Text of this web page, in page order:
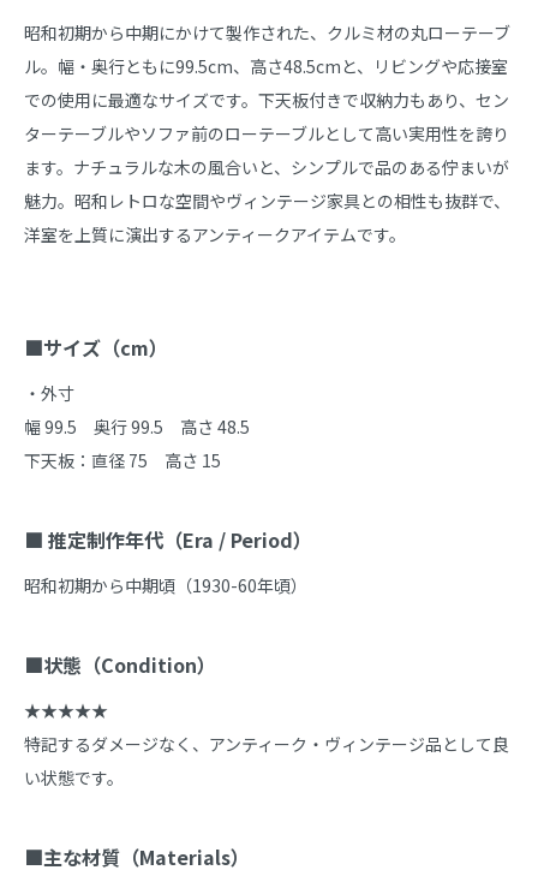
昭和初期から中期にかけて製作された、クルミ材の丸ローテーブ
ル。幅・奥行ともに99.5cm、高さ48.5cmと、リビングや応接室
での使用に最適なサイズです。下天板付きで収納力もあり、セン
ターテーブルやソファ前のローテーブルとして高い実用性を誇り
ます。ナチュラルな木の風合いと、シンプルで品のある佇まいが
魅力。昭和レトロな空間やヴィンテージ家具との相性も抜群で、
洋室を上質に演出するアンティークアイテムです。
■サイズ（cm）
・外寸
幅 99.5　奥行 99.5　高さ 48.5
下天板：直径 75　高さ 15
■ 推定制作年代（Era / Period）
昭和初期から中期頃（1930-60年頃）
■状態（Condition）
★★★★★
特記するダメージなく、アンティーク・ヴィンテージ品として良
い状態です。
■主な材質（Materials）